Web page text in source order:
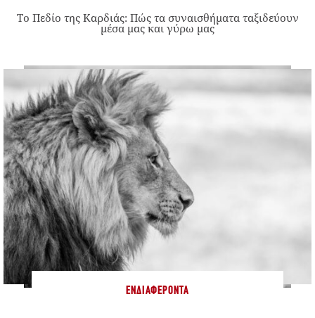
Το Πεδίο της Καρδιάς: Πώς τα συναισθήματα ταξιδεύουν
μέσα μας και γύρω μας
ΕΝΔΙΑΦΈΡΟΝΤΑ